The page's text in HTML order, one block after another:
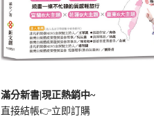
滿分新書|現正熱銷中~
直接結帳👉立即訂購